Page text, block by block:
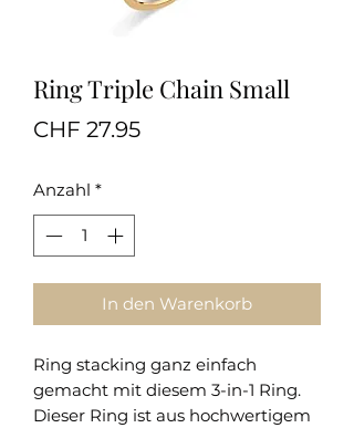
Ring Triple Chain Small
CHF 27.95Preis
Anzahl *
In den Warenkorb
Ring stacking ganz einfach
gemacht mit diesem 3-in-1 Ring.
Dieser Ring ist aus hochwertigem